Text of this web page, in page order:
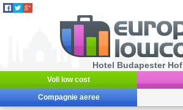
Hotel Budapester Hof
Voli low cost
Compagnie aeree